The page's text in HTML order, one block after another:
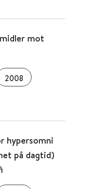
mot
2008
hypersomni
på dagtid)